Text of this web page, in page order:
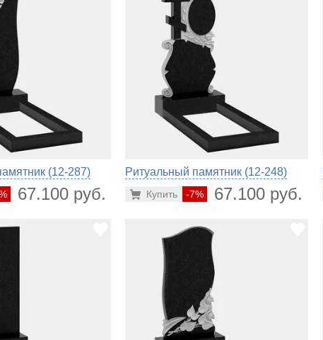
(12-287)
67.100 руб.
Ритуальный памятник (12-248)
-7% 67.100 руб.
Купить